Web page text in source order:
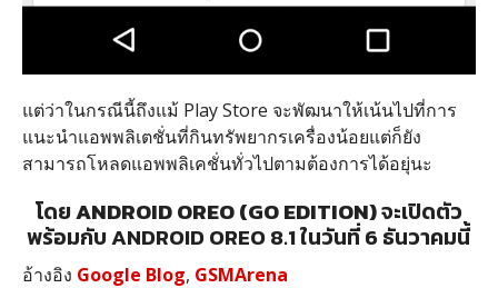
แต่ว่าในกรณีนี้ถึงแม้ Play Store จะพัฒนาให้เน้นไปที่การ
แนะนำแอพพลิเตชั่นที่กินทรัพยากรเครื่องน้อยแต่ก็ยัง
สามารถโหลดแอพพลิเคชั่นทั่วไปตามต้องการได้อยุ่นะ
โดยANDROID OREO (GO EDITION)จะเปิดตัว
พร้อมกับ ANDROID OREO 8.1 ในวันที่ 6 ธันวาคมนี้
อ้างอิง Google Blog, GSMArena